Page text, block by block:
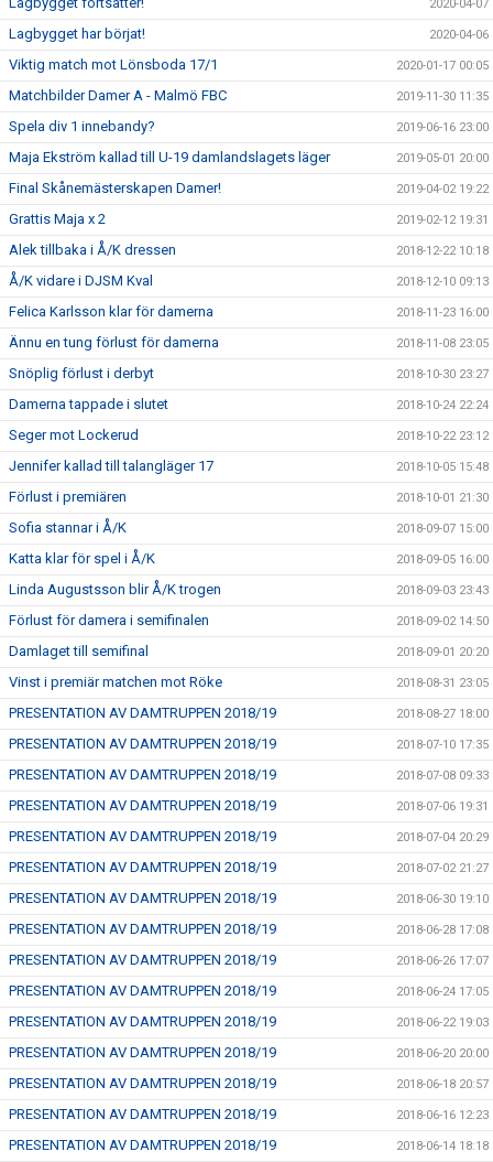
2020-04-07
Lagbygget har börjat! 2020-04-06
Viktig match mot Lönsboda 17/1 2020-01-17 00:05
Matchbilder Damer A - Malmö FBC 2019-11-30 11:35
Spela div 1 innebandy? 2019-06-16 23:00
Maja Ekström kallad till U-19 damlandslagets läger 2019-05-01 20:00
Final Skånemästerskapen Damer! 2019-04-02 19:22
Grattis Maja x 2 2019-02-12 19:31
Alek tillbaka i Å/K dressen 2018-12-22 10:18
Å/K vidare i DJSM Kval 2018-12-10 09:13
Felica Karlsson klar för damerna 2018-11-23 16:00
Ännu en tung förlust för damerna 2018-11-08 23:05
Snöplig förlust i derbyt 2018-10-30 23:27
Damerna tappade i slutet 2018-10-24 22:24
Seger mot Lockerud 2018-10-22 23:12
Jennifer kallad till talangläger 17 2018-10-05 15:48
Förlust i premiären 2018-10-01 21:30
Sofia stannar i Å/K 2018-09-07 15:00
Katta klar för spel i Å/K 2018-09-05 16:00
Linda Augustsson blir Å/K trogen 2018-09-03 23:43
Förlust för damera i semifinalen 2018-09-02 14:50
Damlaget till semifinal 2018-09-01 20:20
Vinst i premiär matchen mot Röke 2018-08-31 23:05
PRESENTATION AV DAMTRUPPEN 2018/19 2018-08-27 18:00
PRESENTATION AV DAMTRUPPEN 2018/19 2018-07-10 17:35
PRESENTATION AV DAMTRUPPEN 2018/19 2018-07-08 09:33
PRESENTATION AV DAMTRUPPEN 2018/19 2018-07-06 19:31
PRESENTATION AV DAMTRUPPEN 2018/19 2018-07-04 20:29
PRESENTATION AV DAMTRUPPEN 2018/19 2018-07-02 21:27
PRESENTATION AV DAMTRUPPEN 2018/19 2018-06-30 19:10
PRESENTATION AV DAMTRUPPEN 2018/19 2018-06-28 17:08
PRESENTATION AV DAMTRUPPEN 2018/19 2018-06-26 17:07
PRESENTATION AV DAMTRUPPEN 2018/19 2018-06-24 17:05
PRESENTATION AV DAMTRUPPEN 2018/19 2018-06-22 19:03
PRESENTATION AV DAMTRUPPEN 2018/19 2018-06-20 20:00
PRESENTATION AV DAMTRUPPEN 2018/19 2018-06-18 20:57
PRESENTATION AV DAMTRUPPEN 2018/19 2018-06-16 12:23
PRESENTATION AV DAMTRUPPEN 2018/19 2018-06-14 18:18